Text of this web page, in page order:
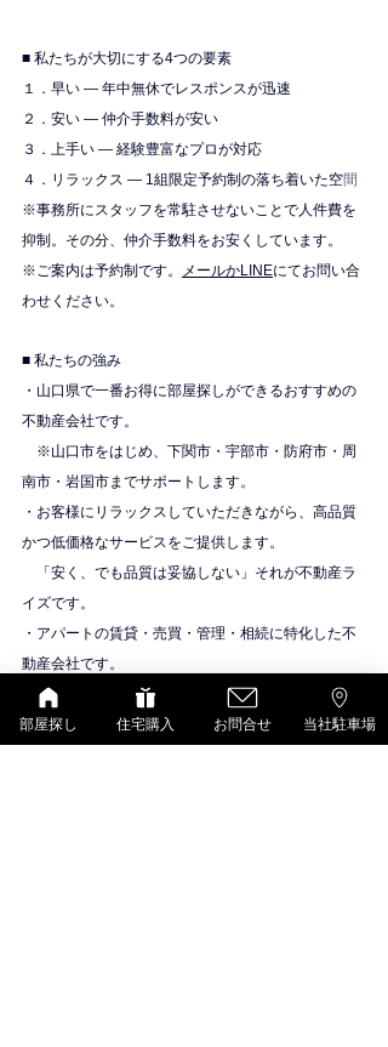
■ 私たちが大切にする4つの要素
１．早い — 年中無休でレスポンスが迅速
２．安い — 仲介手数料が安い
３．上手い — 経験豊富なプロが対応
４．リラックス — 1組限定予約制の落ち着いた空間
※事務所にスタッフを常駐させないことで人件費を
抑制。その分、仲介手数料をお安くしています。
※ご案内は予約制です。
メールかLINEにてお問い合
わせください。
■ 私たちの強み
・山口県で一番お得に部屋探しができるおすすめの
不動産会社です。
※山口市をはじめ、下関市・宇部市・防府市・周
南市・岩国市までサポートします。
・お客様にリラックスしていただきながら、高品質
かつ低価格なサービスをご提供します。
「安く、でも品質は妥協しない」それが不動産ラ
イズです。
・アパートの賃貸・売買・管理・相続に特化した不
動産会社です。
物件紹介
大東建託（いい部屋ネット）
部屋探し 住宅購入 お問合せ 当社駐車場